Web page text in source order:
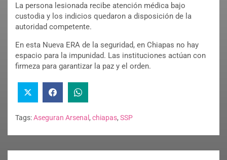
La persona lesionada recibe atención médica bajo
custodia y los indicios quedaron a disposición de la
autoridad competente.
En esta Nueva ERA de la seguridad, en Chiapas no hay
espacio para la impunidad. Las instituciones actúan con
firmeza para garantizar la paz y el orden.
Tags:Aseguran Arsenal , chiapas, SSP